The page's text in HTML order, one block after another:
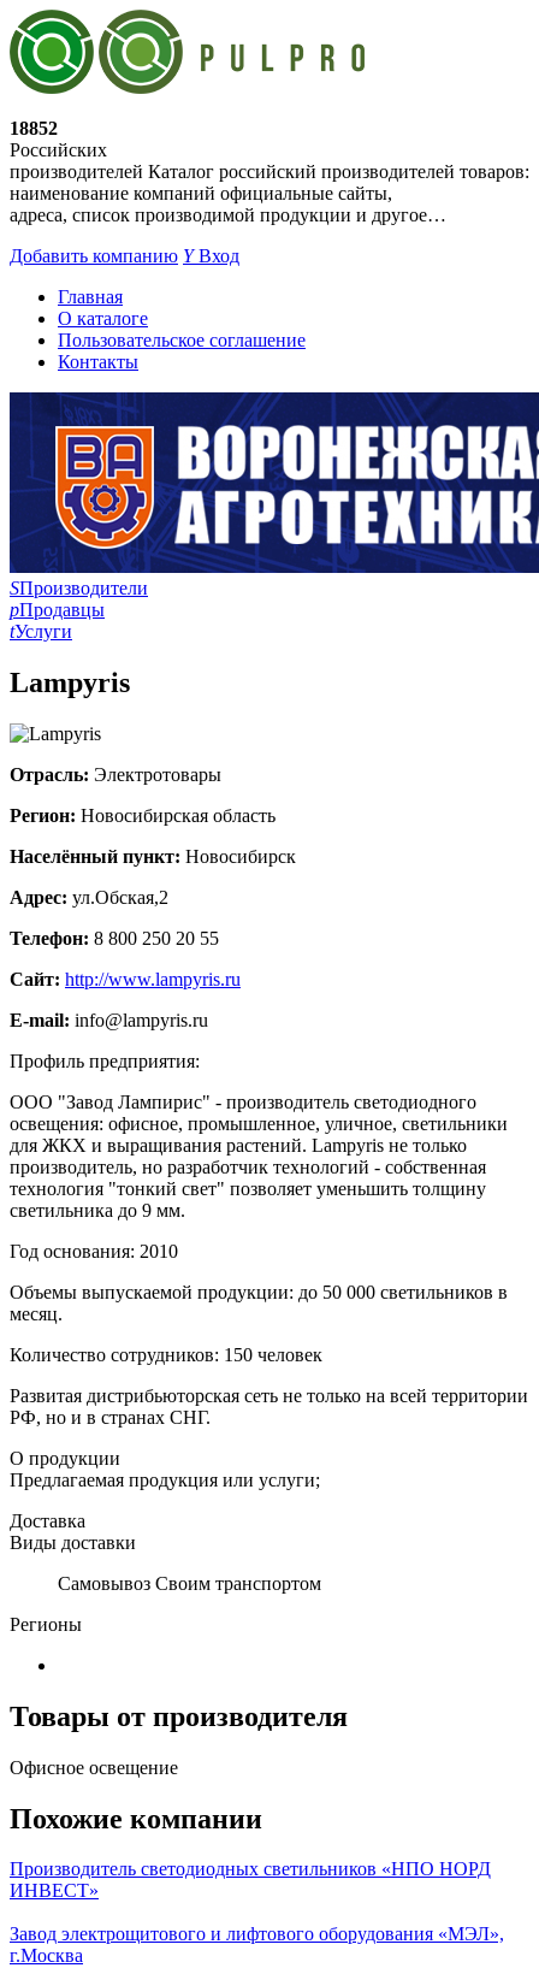
18852
Российских
производителей Каталог российский производителей товаров:
наименование компаний официальные сайты,
адреса, список производимой продукции и другое…
Добавить компанию YВход
Главная
О каталоге
Пользовательское соглашение
Контакты
SПроизводители
pПродавцы
tУслуги
Lampyris
Отрасль: Электротовары
Регион: Новосибирская область
Населённый пункт: Новосибирск
Адрес: ул.Обская,2
Телефон: 8 800 250 20 55
Сайт: http://www.lampyris.ru
E-mail: info@lampyris.ru
Профиль предприятия:
ООО "Завод Лампирис" - производитель светодиодного
освещения: офисное, промышленное, уличное, светильники
для ЖКХ и выращивания растений. Lampyris не только
производитель, но разработчик технологий - собственная
технология "тонкий свет" позволяет уменьшить толщину
светильника до 9 мм.
Год основания: 2010
Объемы выпускаемой продукции: до 50 000 светильников в
месяц.
Количество сотрудников: 150 человек
Развитая дистрибьюторская сеть не только на всей территории
РФ, но и в странах СНГ.
О продукции
Предлагаемая продукция или услуги;
Доставка
Виды доставки
Самовывоз Своим транспортом
Регионы
Товары от производителя
Офисное освещение
Похожие компании
Производитель светодиодных светильников «НПО НОРД
ИНВЕСТ»
Завод электрощитового и лифтового оборудования «МЭЛ»,
г.Москва